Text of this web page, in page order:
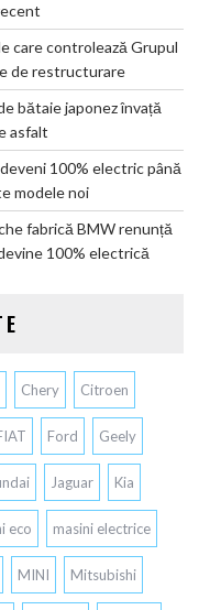
care controlează Grupul
de restructurare
bătaie japonez învață
asfalt
100% electric până
modele noi
fabrică BMW renunță
100% electrică
Chery Citroen
Ford Geely
Jaguar Kia
eco masini electrice
MINI Mitsubishi